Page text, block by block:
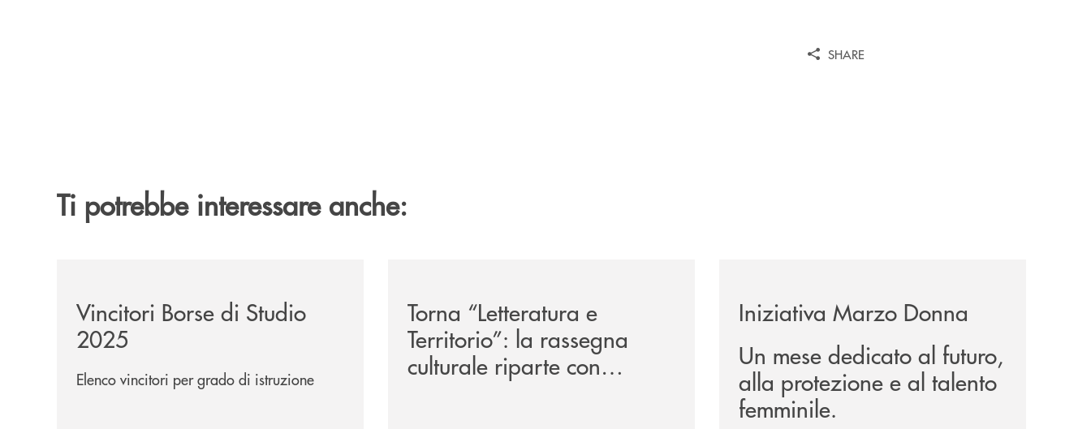
SHARE
Ti potrebbe interessare anche:
Vincitori Borse di Studio
2025
Elenco vincitori per grado di istruzione
Torna “Letteratura e
Territorio”: la rassegna
culturale riparte con
Marcello Veneziani e
Iniziativa Marzo Donna
Un mese dedicato al futuro,
alla protezione e al talento
femminile.